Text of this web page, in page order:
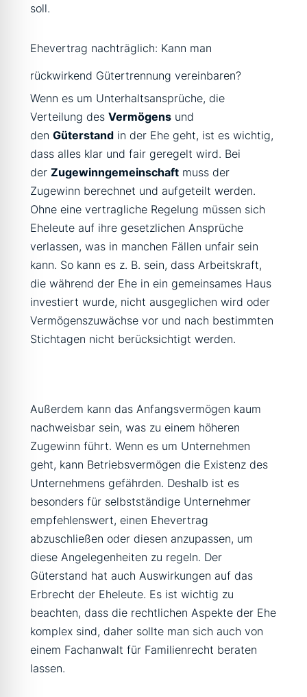
soll.
Ehevertrag nachträglich: Kann man
rückwirkend Gütertrennung vereinbaren?
Wenn es um Unterhaltsansprüche, die
Verteilung desVermögens und
denGüterstand in der Ehe geht, ist es wichtig,
dass alles klar und fair geregelt wird. Bei
derZugewinngemeinschaft muss der
Zugewinn berechnet und aufgeteilt werden.
Ohne eine vertragliche Regelung müssen sich
Eheleute auf ihre gesetzlichen Ansprüche
verlassen, was in manchen Fällen unfair sein
kann. So kann es z. B. sein, dass Arbeitskraft,
die während der Ehe in ein gemeinsames Haus
investiert wurde, nicht ausgeglichen wird oder
Vermögenszuwächse vor und nach bestimmten
Stichtagen nicht berücksichtigt werden.
Außerdem kann das Anfangsvermögen kaum
nachweisbar sein, was zu einem höheren
Zugewinn führt. Wenn es um Unternehmen
geht, kann Betriebsvermögen die Existenz des
Unternehmens gefährden. Deshalb ist es
besonders für selbstständige Unternehmer
empfehlenswert, einen Ehevertrag
abzuschließen oder diesen anzupassen, um
diese Angelegenheiten zu regeln. Der
Güterstand hat auch Auswirkungen auf das
Erbrecht der Eheleute. Es ist wichtig zu
beachten, dass die rechtlichen Aspekte der Ehe
komplex sind, daher sollte man sich auch von
einem Fachanwalt für Familienrecht beraten
lassen.